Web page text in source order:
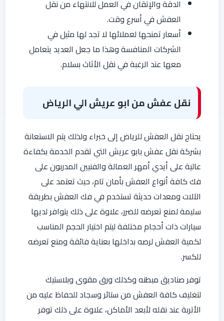
الدقة والإتقان في العمل للانتهاء من نقل
العفش في أسرع وقت.
أسعار تمنحها لعملائها لا تجد لها مثيل في
الشركات المنافسة وهذا ما جعل العديد يتعامل
معها عند الرغبة في نقل الأثاث بسلام.
نقل عفش من ابو عريش الي الرياض
يحتاج نقل العفش للرياض إلى خبراء ولذلك يتم الاستعانة
بشركة نقل عفش بابو عريش التي تقدم الخدمة بكفاءة
عالية على أيدي أمهر العمالة والفنيين المدربون على
فك كافة أنواع العفش بأمان تام، حيث تعتمد على
الآلات ومعدات حديثة تستخدم في فك العفش بطريقة
سليمة لمنع تعرضه للضرر، علاوة على ذلك يتوافر لديها
سيارات ذات أحجام مختلفة ليتم اختيار الحجم المناسب
لكمية العفش لرصه بداخلها بعناية فائقة ومنع تعرضه
للكسر.
توفر صناديق مبطنه وكذلك ورق مقوى وبلاستيك
لتغليف كافة العفش من ستائر وسجاد للحفاظ عليه من
الأتربة عند نقله لأبعد الأماكن، علاوة على ذلك توفر